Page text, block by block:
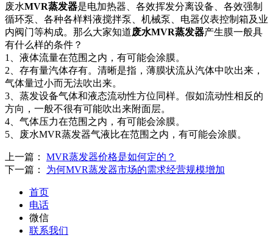
废水MVR蒸发器是电加热器、各效挥发分离设备、各效强制
循环泵、各种各样料液搅拌泵、机械泵、电器仪表控制箱及业
内阀门等构成。那么大家知道废水MVR蒸发器产生膜一般具
有什么样的条件？
1、液体流量在范围之内，有可能会涂膜。
2、存有量汽体存有。清晰是指，薄膜状流从汽体中吹出来，
气体量过小而无法吹出来。
3、蒸发设备气体和液态流动性方位同样。假如流动性相反的
方向，一般不很有可能吹出来附面层。
4、气体压力在范围之内，有可能会涂膜。
5、废水MVR蒸发器气液比在范围之内，有可能会涂膜。
上一篇： MVR蒸发器价格是如何定的？
下一篇： 为何MVR蒸发器市场的需求经营规模增加
首页
电话
微信
联系我们